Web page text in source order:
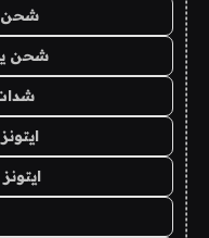
شحن
شحن